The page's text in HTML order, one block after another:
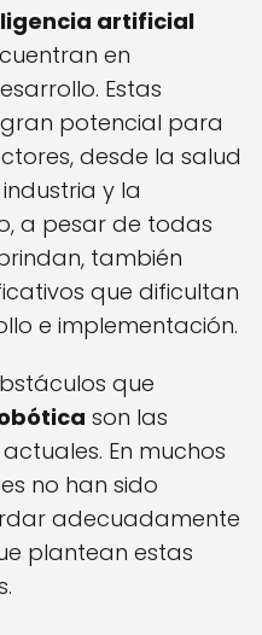
artificial
en
Estas
potencial para
desde la salud
y la
a pesar de todas
también
que dificultan
e implementación.
que
son las
En muchos
no han sido
adecuadamente
plantean estas